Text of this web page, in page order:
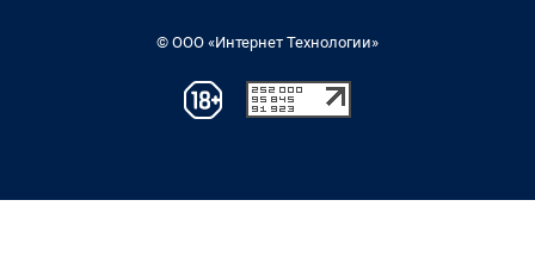
© ООО «Интернет Технологии»